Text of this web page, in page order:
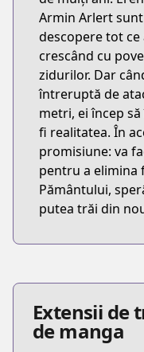
Armin Arlert
descopere tot
crescând cu
zidurilor. Dar
întreruptă de
metri, ei încep
fi realitatea. În
promisiune: va
pentru a elimina
Pământului,
putea trăi din
Extensii de
de manga